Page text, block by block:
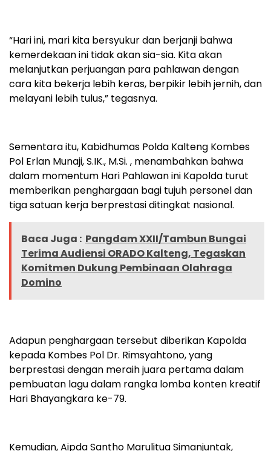
“Hari ini, mari kita bersyukur dan berjanji bahwa
kemerdekaan ini tidak akan sia-sia. Kita akan
melanjutkan perjuangan para pahlawan dengan
cara kita bekerja lebih keras, berpikir lebih jernih, dan
melayani lebih tulus,” tegasnya.
Sementara itu, Kabidhumas Polda Kalteng Kombes
Pol Erlan Munaji, S.IK., M.Si. , menambahkan bahwa
dalam momentum Hari Pahlawan ini Kapolda turut
memberikan penghargaan bagi tujuh personel dan
tiga satuan kerja berprestasi ditingkat nasional.
Baca Juga : Pangdam XXII/Tambun Bungai
Terima Audiensi ORADO Kalteng, Tegaskan
Komitmen Dukung Pembinaan Olahraga
Domino
Adapun penghargaan tersebut diberikan Kapolda
kepada Kombes Pol Dr. Rimsyahtono, yang
berprestasi dengan meraih juara pertama dalam
pembuatan lagu dalam rangka lomba konten kreatif
Hari Bhayangkara ke-79.
Kemudian, Aipda Santho Marulitua Simanjuntak,